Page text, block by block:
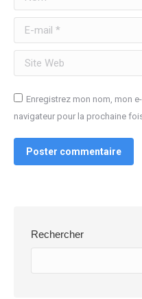
E-mail *
Site Web
Enregistrez mon nom, mon
navigateur pour la prochaine
Poster commentaire
Rechercher